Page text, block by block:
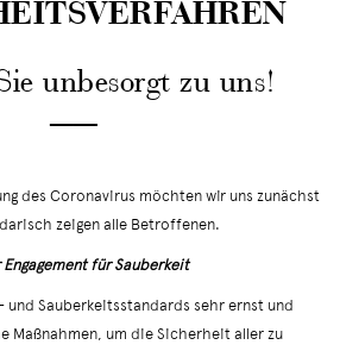
unbesorgt zu uns!
──
des Coronavirus möchten wir uns zunächst
zeigen alle Betroffenen.
Engagement für Sauberkeit
und Sauberkeitsstandards sehr ernst und
Maßnahmen, um die Sicherheit aller zu